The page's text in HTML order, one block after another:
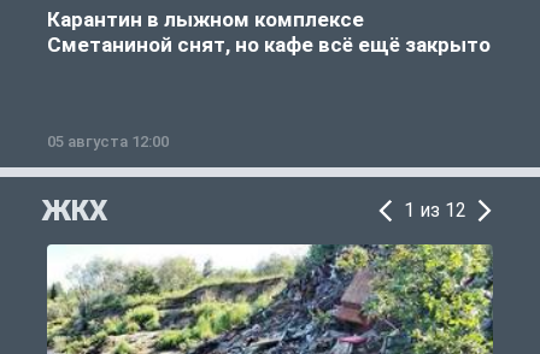
Карантин в лыжном комплексе
Сметаниной снят, но кафе всё ещё закрыто
05 августа 12:00
ЖКХ 1 из 12